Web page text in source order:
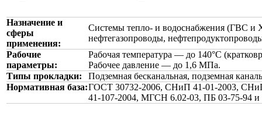
Назначение и
сферы
применения:
Системы тепло- и водоснабжения (ГВС и
нефтегазопроводы,
Рабочие
параметры:
Рабочая температура — до 140°С
Рабочее давление — до 1,6 МПа.
Типы прокладки:
Подземная бесканальная, подземная
Нормативная база:ГОСТ 30732-2006, СНиП 41-01-2003,
41-107-2004, МГСН 6.02-03, ПБ 03-75-94 и